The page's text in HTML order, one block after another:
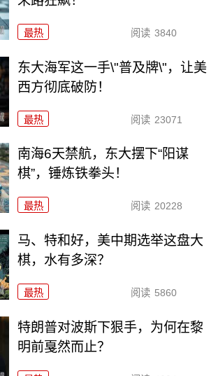
最热 阅读 3840
东大海军这一手\"普及牌\"，让美
西方彻底破防！
最热 阅读 23071
南海6天禁航，东大摆下“阳谋
棋”，锤炼铁拳头！
最热 阅读 20228
马、特和好，美中期选举这盘大
棋，水有多深？
最热 阅读 5860
特朗普对波斯下狠手，为何在黎
明前戛然而止？